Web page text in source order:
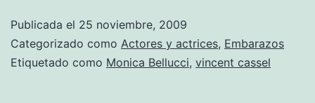
de
su
Publicada el 25 noviembre, 2009
Categorizado como Actores y actrices, Embarazos
Etiquetado como Monica Bellucci, vincent cassel